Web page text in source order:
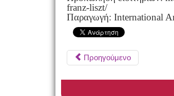
franz-liszt/
Παραγωγή: International
Προηγούμενο